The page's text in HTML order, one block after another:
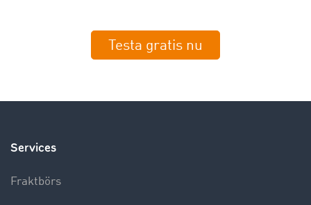
Testa gratis nu
Services
Fraktbörs